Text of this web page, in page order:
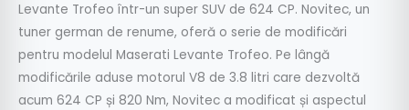
Levante Trofeo într-un super SUV de 624 CP. Novitec, un
tuner german de renume, oferă o serie de modificări
pentru modelul Maserati Levante Trofeo. Pe lângă
modificările aduse motorul V8 de 3.8 litri care dezvoltă
acum 624 CP și 820 Nm, Novitec a modificat și aspectul